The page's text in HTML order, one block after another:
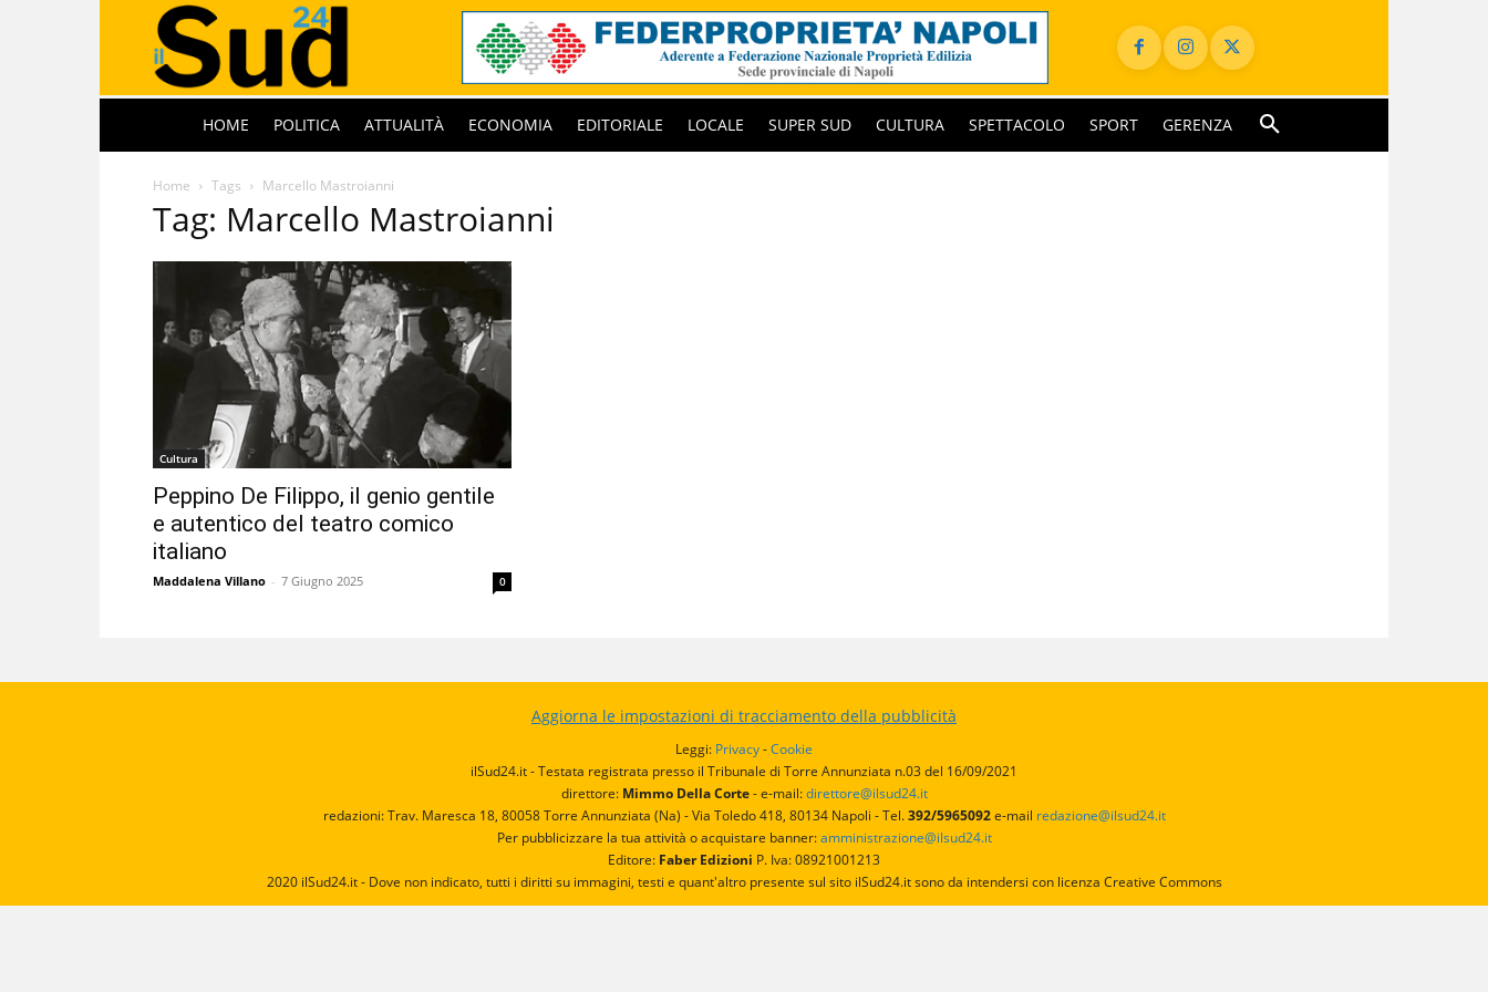
HOME POLITICA ATTUALITÀ ECONOMIA EDITORIALE LOCALE SUPER SUD CULTURA SPETTACOLO SPORT GERENZA
Home Tags Marcello Mastroianni
Tag: Marcello Mastroianni
Cultura
Peppino De Filippo, il genio gentile
e autentico del teatro comico
italiano
Maddalena Villano - 7 Giugno 2025 0
Aggiorna le impostazioni di tracciamento della pubblicità
Leggi: Privacy-Cookie
ilSud24.it - Testata registrata presso il Tribunale di Torre Annunziata n.03 del 16/09/2021
direttore:Mimmo Della Corte- e-mail:direttore@ilsud24.it
redazioni: Trav. Maresca 18, 80058 Torre Annunziata (Na) - Via Toledo 418, 80134 Napoli - Tel.392/5965092e-mail redazione@ilsud24.it
Per pubblicizzare la tua attività o acquistare banner:amministrazione@ilsud24.it
Editore: Faber Edizioni P. Iva: 08921001213
2020 ilSud24.it - Dove non indicato, tutti i diritti su immagini, testi e quant'altro presente sul sito ilSud24.it sono da intendersi con licenza Creative Commons